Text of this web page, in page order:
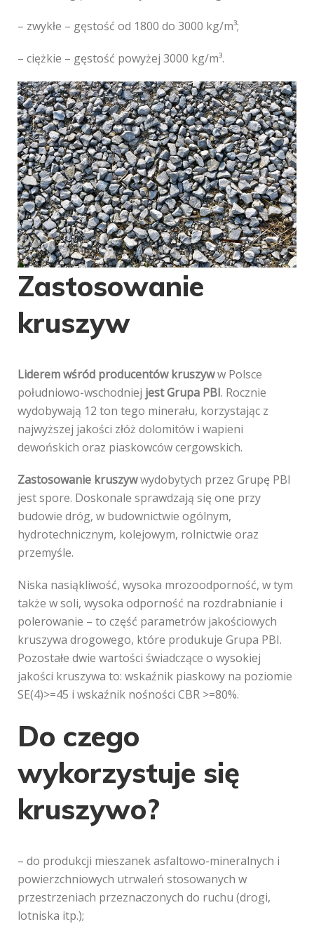
– zwykłe – gęstość od 1800 do 3000 kg/m³;
– ciężkie – gęstość powyżej 3000 kg/m³.
Zastosowanie
kruszyw
Liderem wśród producentów kruszyww Polsce
południowo-wschodniej jest Grupa PBI. Rocznie
wydobywają 12 ton tego minerału, korzystając z
najwyższej jakości złóż dolomitów i wapieni
dewońskich oraz piaskowców cergowskich.
Zastosowanie kruszywwydobytych przez Grupę PBI
jest spore. Doskonale sprawdzają się one przy
budowie dróg, w budownictwie ogólnym,
hydrotechnicznym, kolejowym, rolnictwie oraz
przemyśle.
Niska nasiąkliwość, wysoka mrozoodporność, w tym
także w soli, wysoka odporność na rozdrabnianie i
polerowanie – to część parametrów jakościowych
kruszywa drogowego, które produkuje Grupa PBI.
Pozostałe dwie wartości świadczące o wysokiej
jakości kruszywa to: wskaźnik piaskowy na poziomie
SE(4)>=45 i wskaźnik nośności CBR >=80%.
Do czego
wykorzystuje się
kruszywo?
– do produkcji mieszanek asfaltowo-mineralnych i
powierzchniowych utrwaleń stosowanych w
przestrzeniach przeznaczonych do ruchu (drogi,
lotniska itp.);